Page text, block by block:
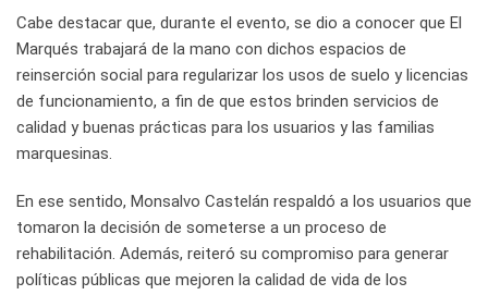
Cabe destacar que, durante el evento, se dio a conocer que El
Marqués trabajará de la mano con dichos espacios de
reinserción social para regularizar los usos de suelo y licencias
de funcionamiento, a fin de que estos brinden servicios de
calidad y buenas prácticas para los usuarios y las familias
marquesinas.
En ese sentido, Monsalvo Castelán respaldó a los usuarios que
tomaron la decisión de someterse a un proceso de
rehabilitación. Además, reiteró su compromiso para generar
políticas públicas que mejoren la calidad de vida de los